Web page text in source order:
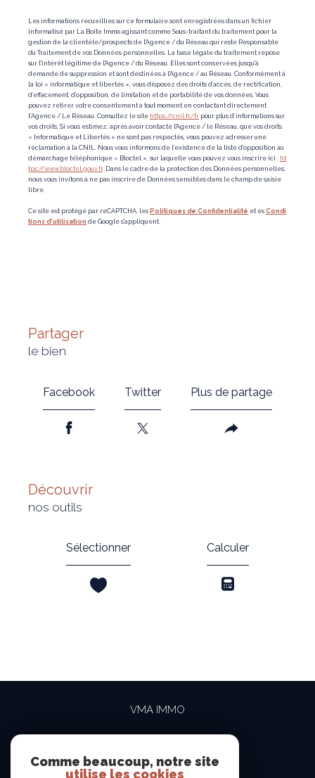
Les informations recueillies sur ce formulaire sont enregistrées dans un fichier
informatisé par La Boite Immo agissant comme Sous-traitant du traitement pour la
gestion de la clientèle/prospects de l'Agence / du Réseau qui reste Responsable
du Traitement de vos Données personnelles. La base légale du traitement repose
sur l'intérêt légitime de l'Agence / du Réseau. Elles sont conservées jusqu'à
demande de suppression et sont destinées à l'Agence / au Réseau. Conformément à
la loi « informatique et libertés », vous disposez des droits d’accès, de rectification,
d’effacement, d’opposition, de limitation et de portabilité de vos données. Vous
pouvez retirer votre consentement à tout moment en contactant directement
l’Agence / Le Réseau. Consultez le site https://cnil.fr/fr pour plus d’informations sur
vos droits. Si vous estimez, après avoir contacté l'Agence / le Réseau, que vos droits
« Informatique et Libertés » ne sont pas respectés, vous pouvez adresser une
réclamation à la CNIL. Nous vous informons de l’existence de la liste d'opposition au
démarchage téléphonique « Bloctel », sur laquelle vous pouvez vous inscrire ici : ht
tps://www.bloctel.gouv.fr. Dans le cadre de la protection des Données personnelles,
nous vous invitons à ne pas inscrire de Données sensibles dans le champ de saisie
libre.
Ce site est protégé par reCAPTCHA, les Politiques de Confidentialité et es Condi
tions d'utilisation de Google s'appliquent.
partager
le bien
Facebook Twitter Plus de partage
découvrir
nos outils
Sélectionner Calculer
VMA IMMO
contact@vma-immo.com
19 rue des Rosiéristes
Comme beaucoup, notre site
utilise les cookies